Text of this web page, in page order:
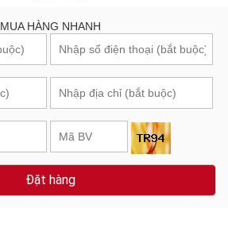
MUA HÀNG NHANH
Đặt hàng